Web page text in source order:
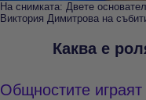
На снимката: Двете
Виктория Димитрова на
Каква е
Общностите